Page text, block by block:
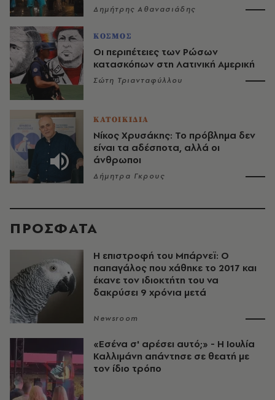
Δημήτρης Αθανασιάδης
ΚΟΣΜΟΣ
Οι περιπέτειες των Ρώσων
κατασκόπων στη Λατινική Αμερική
Σώτη Τριανταφύλλου
ΚΑΤΟΙΚΙΔΙΑ
Νίκος Χρυσάκης: Το πρόβλημα δεν
είναι τα αδέσποτα, αλλά οι
άνθρωποι
Δήμητρα Γκρους
ΠΡΟΣΦΑΤΑ
Η επιστροφή του Μπάρνεϊ: Ο
παπαγάλος που χάθηκε το 2017 και
έκανε τον ιδιοκτήτη του να
δακρύσει 9 χρόνια μετά
Newsroom
«Εσένα σ' αρέσει αυτό;» - Η Ιουλία
Καλλιμάνη απάντησε σε θεατή με
τον ίδιο τρόπο